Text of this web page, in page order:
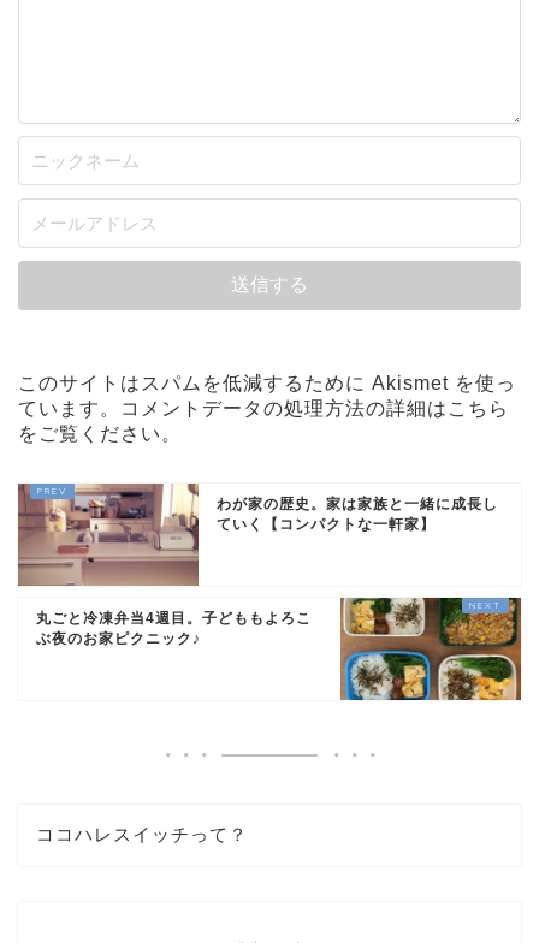
このサイトはスパムを低減するために Akismet を使っ
ています。
コメントデータの処理方法の詳細はこちら
をご覧ください 。
わが家の歴史。家は家族と一緒に成長し
ていく【コンパクトな一軒家】
丸ごと冷凍弁当4週目。子どももよろこ
ぶ夜のお家ピクニック♪
ココハレスイッチって？